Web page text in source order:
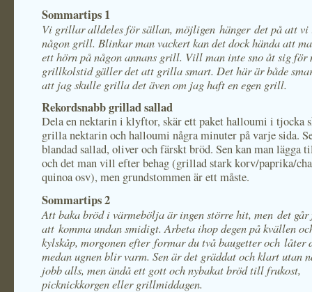
Sommartips 1
Vi grillar alldeles för sällan, möjligen hänger det på att vi
någon grill. Blinkar man vackert kan det dock hända att
ett hörn på någon annans grill. Vill man inte sno åt sig för
grillkolstid gäller det att grilla smart. Det här är både
att jag skulle grilla det även om jag haft en egen grill.
Rekordsnabb grillad sallad
Dela en nektarin i klyftor, skär ett paket halloumi i tjocka
grilla nektarin och halloumi några minuter på varje sida.
blandad sallad, oliver och färskt bröd. Sen kan man lägga
och det man vill efter behag (grillad stark korv/paprika/
quinoa osv), men grundstommen är ett måste.
Sommartips 2
Att baka bröd i värmebölja är ingen större hit, men det
att komma undan smidigt. Arbeta ihop degen på kvällen
kylskåp, morgonen efter formar du två baugetter och låter
medan ugnen blir varm. Sen är det gräddat och klart utan
jobb alls, men ändå ett gott och nybakat bröd till frukost,
picknickkorgen eller grillmiddagen.